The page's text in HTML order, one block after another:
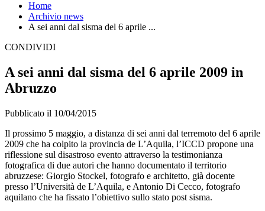
Home
Archivio news
A sei anni dal sisma del 6 aprile ...
CONDIVIDI
A sei anni dal sisma del 6 aprile 2009 in
Abruzzo
Pubblicato il 10/04/2015
Il prossimo 5 maggio, a distanza di sei anni dal terremoto del 6 aprile
2009 che ha colpito la provincia de L’Aquila, l’ICCD propone una
riflessione sul disastroso evento attraverso la testimonianza
fotografica di due autori che hanno documentato il territorio
abruzzese: Giorgio Stockel, fotografo e architetto, già docente
presso l’Università de L’Aquila, e Antonio Di Cecco, fotografo
aquilano che ha fissato l’obiettivo sullo stato post sisma.